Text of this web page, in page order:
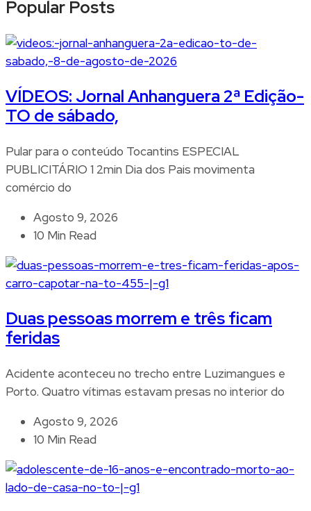
Popular Posts
VÍDEOS: Jornal Anhanguera 2ª Edição-
TO de sábado,
Pular para o conteúdo Tocantins ESPECIAL
PUBLICITÁRIO 1 2min Dia dos Pais movimenta
comércio do
Agosto 9, 2026
10 Min Read
Duas pessoas morrem e três ficam
feridas
Acidente aconteceu no trecho entre Luzimangues e
Porto. Quatro vítimas estavam presas no interior do
Agosto 9, 2026
10 Min Read